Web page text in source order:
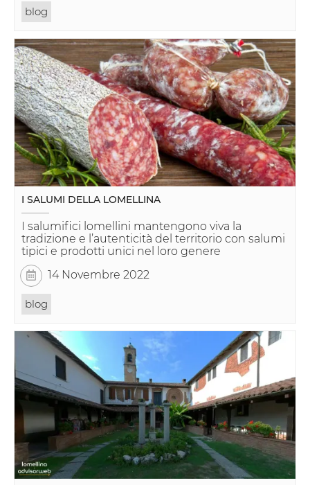
blog
I SALUMI DELLA LOMELLINA
I salumifici lomellini mantengono viva la
tradizione e l’autenticità del territorio con salumi
tipici e prodotti unici nel loro genere
14 Novembre 2022
blog